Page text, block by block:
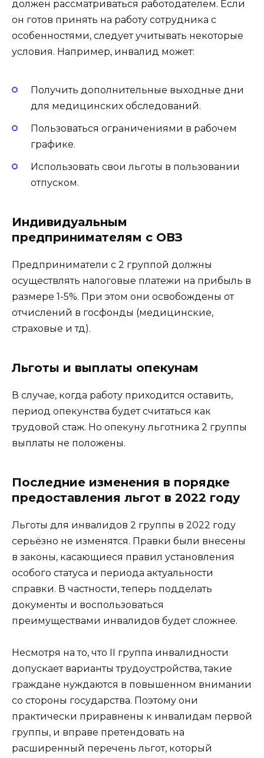
должен рассматриваться работодателем. Если
он готов принять на работу сотрудника с
особенностями, следует учитывать некоторые
условия. Например, инвалид может:
Получить дополнительные выходные дни
для медицинских обследований.
Пользоваться ограничениями в рабочем
графике.
Использовать свои льготы в пользовании
отпуском.
Индивидуальным
предпринимателям с ОВЗ
Предприниматели с 2 группой должны
осуществлять налоговые платежи на прибыль в
размере 1-5%. При этом они освобождены от
отчислений в госфонды (медицинские,
страховые и тд).
Льготы и выплаты опекунам
В случае, когда работу приходится оставить,
период опекунства будет считаться как
трудовой стаж. Но опекуну льготника 2 группы
выплаты не положены.
Последние изменения в порядке
предоставления льгот в 2022 году
Льготы для инвалидов 2 группы в 2022 году
серьёзно не изменятся. Правки были внесены
в законы, касающиеся правил установления
особого статуса и периода актуальности
справки. В частности, теперь подделать
документы и воспользоваться
преимуществами инвалидов будет сложнее.
Несмотря на то, что II группа инвалидности
допускает варианты трудоустройства, такие
граждане нуждаются в повышенном внимании
со стороны государства. Поэтому они
практически приравнены к инвалидам первой
группы, и вправе претендовать на
расширенный перечень льгот, который